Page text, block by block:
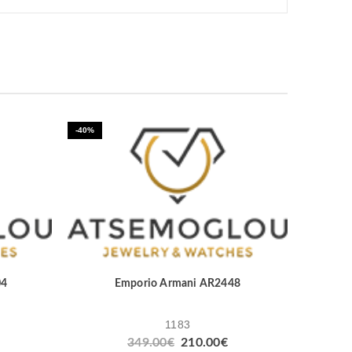
-40%
Emporio Armani AR2448
1183
349.00€ 210.00€